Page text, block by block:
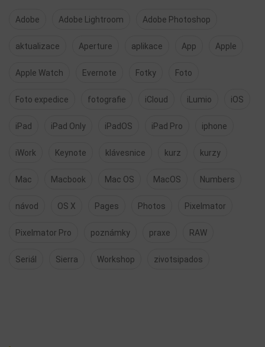
Adobe Adobe Lightroom Adobe Photoshop
aktualizace Aperture aplikace App Apple
Apple Watch Evernote Fotky Foto
Foto expedice fotografie iCloud iLumio iOS
iPad iPad Only iPadOS iPad Pro iphone
iWork Keynote klávesnice kurz kurzy
Mac Macbook Mac OS MacOS Numbers
návod OS X Pages Photos Pixelmator
Pixelmator Pro poznámky praxe RAW
Seriál Sierra Workshop zivotsipados